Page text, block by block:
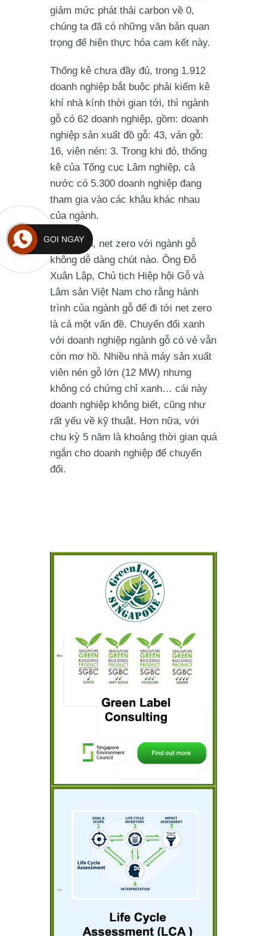
giảm mức phát thải carbon về 0,
chúng ta đã có những văn bản quan
trọng để hiện thực hóa cam kết này.
Thống kê chưa đầy đủ, trong 1.912
doanh nghiệp bắt buộc phải kiểm kê
khí nhà kính thời gian tới, thì ngành
gỗ có 62 doanh nghiệp, gồm: doanh
nghiệp sản xuất đồ gỗ: 43, ván gỗ:
16, viên nén: 3. Trong khi đó, thống
kê của Tổng cục Lâm nghiệp, cả
nước có 5.300 doanh nghiệp đang
tham gia vào các khâu khác nhau
của ngành.
Tuy nhiên, net zero với ngành gỗ
không dễ dàng chút nào. Ông Đỗ
Xuân Lập, Chủ tịch Hiệp hội Gỗ và
Lâm sản Việt Nam cho rằng hành
trình của ngành gỗ để đi tới net zero
là cả một vấn đề. Chuyển đổi xanh
với doanh nghiệp ngành gỗ có vẻ vẫn
còn mơ hồ. Nhiều nhà máy sản xuất
viên nén gỗ lớn (12 MW) nhưng
không có chứng chỉ xanh… cái này
doanh nghiệp không biết, cũng như
rất yếu về kỹ thuật. Hơn nữa, với
chu kỳ 5 năm là khoảng thời gian quá
ngắn cho doanh nghiệp để chuyển
đổi.
GỌI NGAY